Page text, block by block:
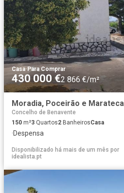
Casa·Para Comprar
430 000 €2 866 €/m²
Moradia, Poceirão e Marateca
Concelho de Benavente
150 m²3 Quartos2 BanheirosCasa
·Despensa
Disponibilizado há mais de um mês por
idealista.pt